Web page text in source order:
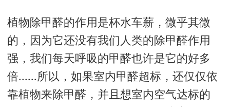
植物除甲醛的作用是杯水车薪，微乎其微
的，因为它还没有我们人类的除甲醛作用
强，我们每天呼吸的甲醛也许是它的好多
倍......所以，如果室内甲醛超标，还仅仅依
靠植物来除甲醛，并且想室内空气达标的